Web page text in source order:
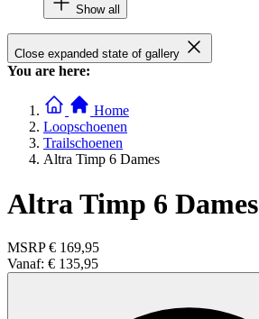
Show all
Close expanded state of gallery
You are here:
Home
Loopschoenen
Trailschoenen
Altra Timp 6 Dames
Altra Timp 6 Dames
MSRP € 169,95
Vanaf: € 135,95